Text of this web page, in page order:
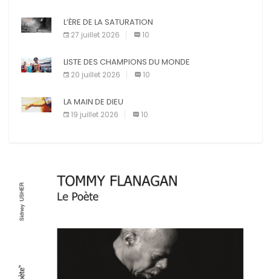
L’ÈRE DE LA SATURATION
27 juillet 2026 10
LISTE DES CHAMPIONS DU MONDE
20 juillet 2026 10
LA MAIN DE DIEU
19 juillet 2026 10